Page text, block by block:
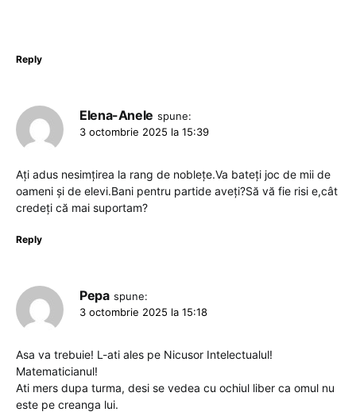
Reply
Elena-Anele spune:
3 octombrie 2025 la 15:39
Ați adus nesimțirea la rang de noblețe.Va bateți joc de mii de
oameni și de elevi.Bani pentru partide aveți?Să vă fie risi e,cât
credeți că mai suportam?
Reply
Pepa spune:
3 octombrie 2025 la 15:18
Asa va trebuie! L-ati ales pe Nicusor Intelectualul!
Matematicianul!
Ati mers dupa turma, desi se vedea cu ochiul liber ca omul nu
este pe creanga lui.